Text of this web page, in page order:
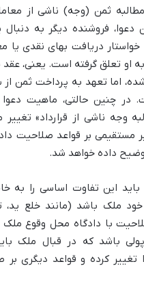
ثمن (وجه) ناشی از
دعوا، فروشنده دیگر به
خواستار دریافت بهای نقدی
او تعلق گرفته است. یعنی،
اما تعهد به پرداخت ثمن
در چنین حالتی، ماهیت دعوا
وجه ناشی از قرارداد»
مستقیمی بر قواعد صلاحیت
داده خواهد شد.
باید این تفاوت اساسی را به
خود ملک باشد (مانند خلع ید،
با دادگاه محل وقوع
پولی باشد که در قبال ملک
تغییر کرده و قواعد دیگری